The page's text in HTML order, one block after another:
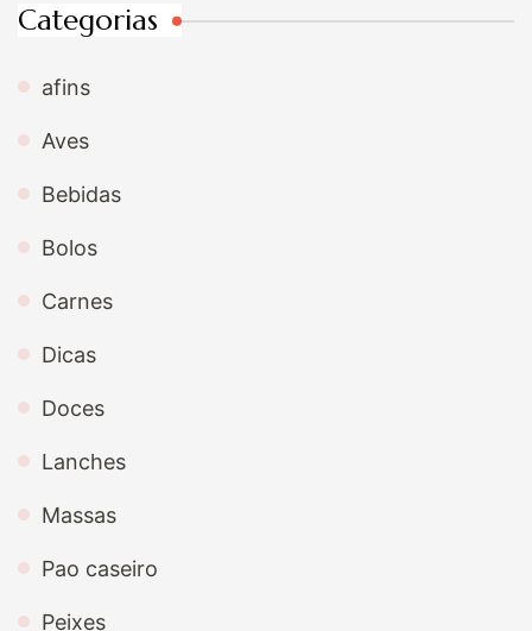
Categorias
afins
Aves
Bebidas
Bolos
Carnes
Dicas
Doces
Lanches
Massas
Pao caseiro
Peixes